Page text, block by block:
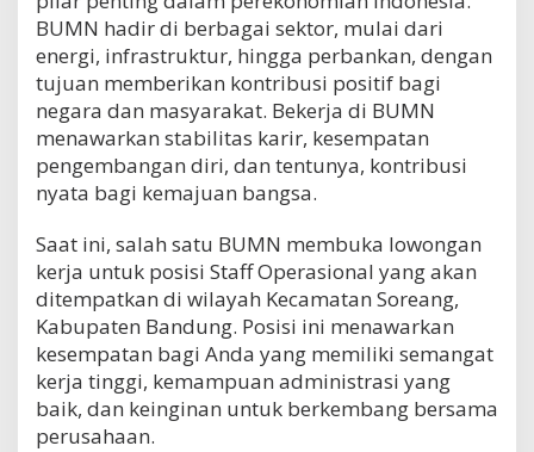
a
n
g
,
K
a
b
B
a
d
n
g
BUMN hadir di berbagai sektor, mulai dari
energi, infrastruktur, hingga perbankan, dengan
tujuan memberikan kontribusi positif bagi
negara dan masyarakat. Bekerja di BUMN
menawarkan stabilitas karir, kesempatan
pengembangan diri, dan tentunya, kontribusi
nyata bagi kemajuan bangsa.
Saat ini, salah satu BUMN membuka lowongan
kerja untuk posisi Staff Operasional yang akan
ditempatkan di wilayah Kecamatan Soreang,
Kabupaten Bandung. Posisi ini menawarkan
kesempatan bagi Anda yang memiliki semangat
kerja tinggi, kemampuan administrasi yang
baik, dan keinginan untuk berkembang bersama
perusahaan.